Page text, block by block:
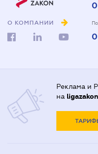
О КОМПАНИИ
Реклама и
на